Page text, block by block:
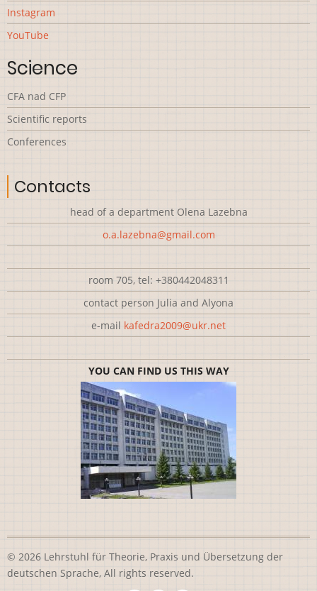
Instagram
YouTube
Science
CFA nad CFP
Scientific reports
Сonferences
Contacts
head of a department Olena Lazebna
o.a.lazebna@gmail.com
room 705, tel: +380442048311
contact person Julia and Alyona
e-mail kafedra2009@ukr.net
YOU CAN FIND US THIS WAY
© 2026 Lehrstuhl für Theorie, Praxis und Übersetzung der
deutschen Sprache, All rights reserved.